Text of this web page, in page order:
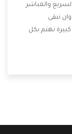
والمباشر
نبقى
نهتم بكل
من أهم